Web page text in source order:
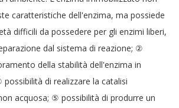
caratteristiche dell'enzima, ma possiede
difficili da possedere per gli enzimi liberi,
dal sistema di reazione; ②
della stabilità dell'enzima in
di realizzare la catalisi
acquosa; ⑤ possibilità di produrre un